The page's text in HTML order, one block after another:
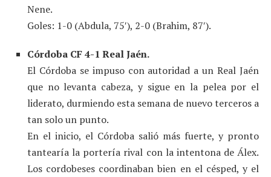
Nene.
Goles: 1-0 (Abdula, 75′), 2-0 (Brahim, 87′).
Córdoba CF 4-1 Real Jaén.
El Córdoba se impuso con autoridad a un Real Jaén
que no levanta cabeza, y sigue en la pelea por el
liderato, durmiendo esta semana de nuevo terceros a
tan solo un punto.
En el inicio, el Córdoba salió más fuerte, y pronto
tantearía la portería rival con la intentona de Álex.
Los cordobeses coordinaban bien en el césped, y el